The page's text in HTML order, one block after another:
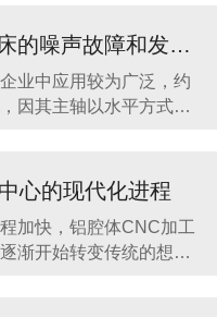
带你解决数控车床的噪声故障和发热故障
业中应用较为广泛，约
因其主轴以水平方式放
着故障的干扰，比如噪
噪声故障 噪声故障不
心的现代化进程
快，铝腔体CNC加工
渐开始转变传统的想